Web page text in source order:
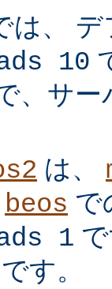
は、
10
、サ
は、
beos で
1
です。